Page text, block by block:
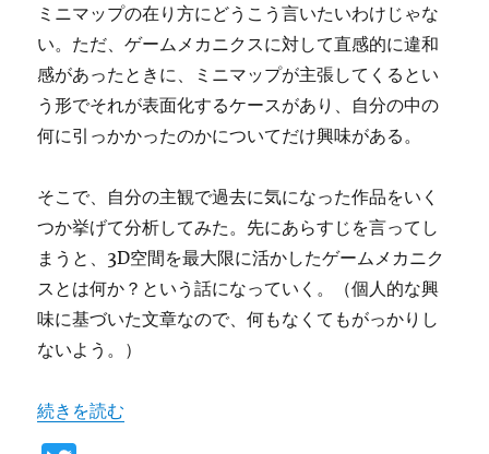
ミニマップの在り方にどうこう言いたいわけじゃな
い。ただ、ゲームメカニクスに対して直感的に違和
感があったときに、ミニマップが主張してくるとい
う形でそれが表面化するケースがあり、自分の中の
何に引っかかったのかについてだけ興味がある。
そこで、自分の主観で過去に気になった作品をいく
つか挙げて分析してみた。先にあらすじを言ってし
まうと、3D空間を最大限に活かしたゲームメカニク
スとは何か？という話になっていく。（個人的な興
味に基づいた文章なので、何もなくてもがっかりし
ないよう。）
“ミニマップを見つめるとき” の
続きを読む